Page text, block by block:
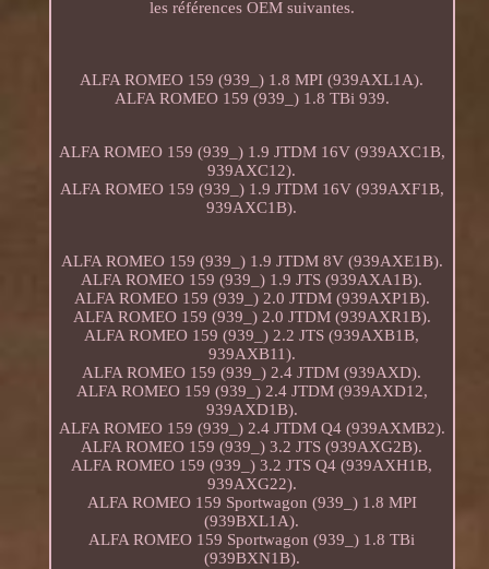
les références OEM suivantes.
ALFA ROMEO 159 (939_) 1.8 MPI (939AXL1A).
ALFA ROMEO 159 (939_) 1.8 TBi 939.
ALFA ROMEO 159 (939_) 1.9 JTDM 16V (939AXC1B,
939AXC12).
ALFA ROMEO 159 (939_) 1.9 JTDM 16V (939AXF1B,
939AXC1B).
ALFA ROMEO 159 (939_) 1.9 JTDM 8V (939AXE1B).
ALFA ROMEO 159 (939_) 1.9 JTS (939AXA1B).
ALFA ROMEO 159 (939_) 2.0 JTDM (939AXP1B).
ALFA ROMEO 159 (939_) 2.0 JTDM (939AXR1B).
ALFA ROMEO 159 (939_) 2.2 JTS (939AXB1B,
939AXB11).
ALFA ROMEO 159 (939_) 2.4 JTDM (939AXD).
ALFA ROMEO 159 (939_) 2.4 JTDM (939AXD12,
939AXD1B).
ALFA ROMEO 159 (939_) 2.4 JTDM Q4 (939AXMB2).
ALFA ROMEO 159 (939_) 3.2 JTS (939AXG2B).
ALFA ROMEO 159 (939_) 3.2 JTS Q4 (939AXH1B,
939AXG22).
ALFA ROMEO 159 Sportwagon (939_) 1.8 MPI
(939BXL1A).
ALFA ROMEO 159 Sportwagon (939_) 1.8 TBi
(939BXN1B).